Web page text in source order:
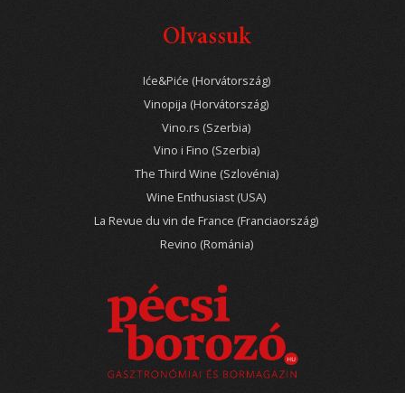
Olvassuk
Iće&Piće (Horvátország)
Vinopija (Horvátország)
Vino.rs (Szerbia)
Vino i Fino (Szerbia)
The Third Wine (Szlovénia)
Wine Enthusiast (USA)
La Revue du vin de France (Franciaország)
Revino (Románia)